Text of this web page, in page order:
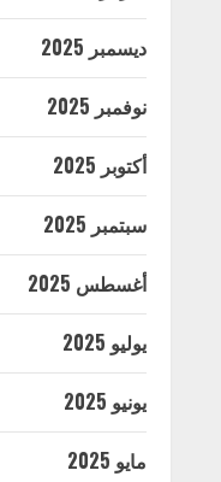
ديسمبر 2025
نوفمبر 2025
أكتوبر 2025
سبتمبر 2025
أغسطس 2025
يوليو 2025
يونيو 2025
مايو 2025